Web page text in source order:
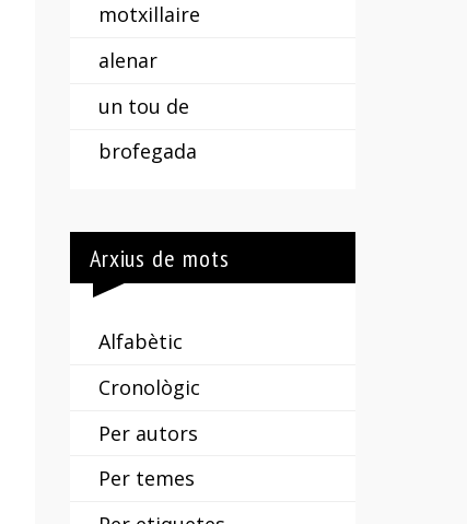
motxillaire
alenar
un tou de
brofegada
Arxius de mots
Alfabètic
Cronològic
Per autors
Per temes